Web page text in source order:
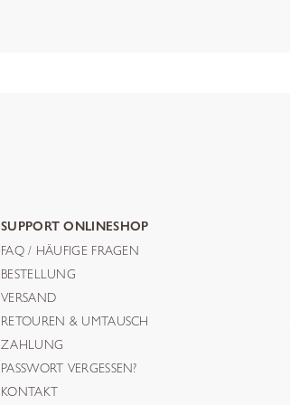
SUPPORT ONLINESHOP
FAQ / HÄUFIGE FRAGEN
BESTELLUNG
VERSAND
RETOUREN & UMTAUSCH
ZAHLUNG
PASSWORT VERGESSEN?
KONTAKT